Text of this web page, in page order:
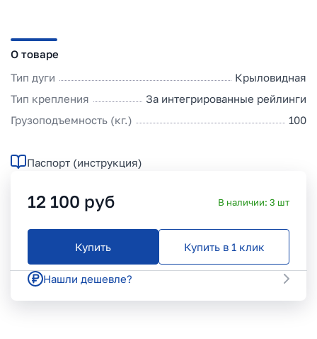
О товаре
Тип дуги
Крыловидная
Тип крепления
За интегрированные рейлинги
Грузоподъемность (кг.)
100
Паспорт (инструкция)
12 100 руб В наличии: 3 шт
Купить Купить в 1 клик
Нашли дешевле?